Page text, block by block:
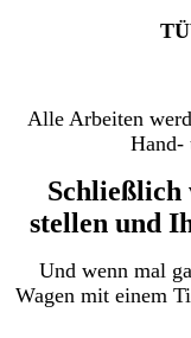
Alle Arbeiten
Hand-
Schließlich
stellen und
Und wenn mal
Wagen mit einem